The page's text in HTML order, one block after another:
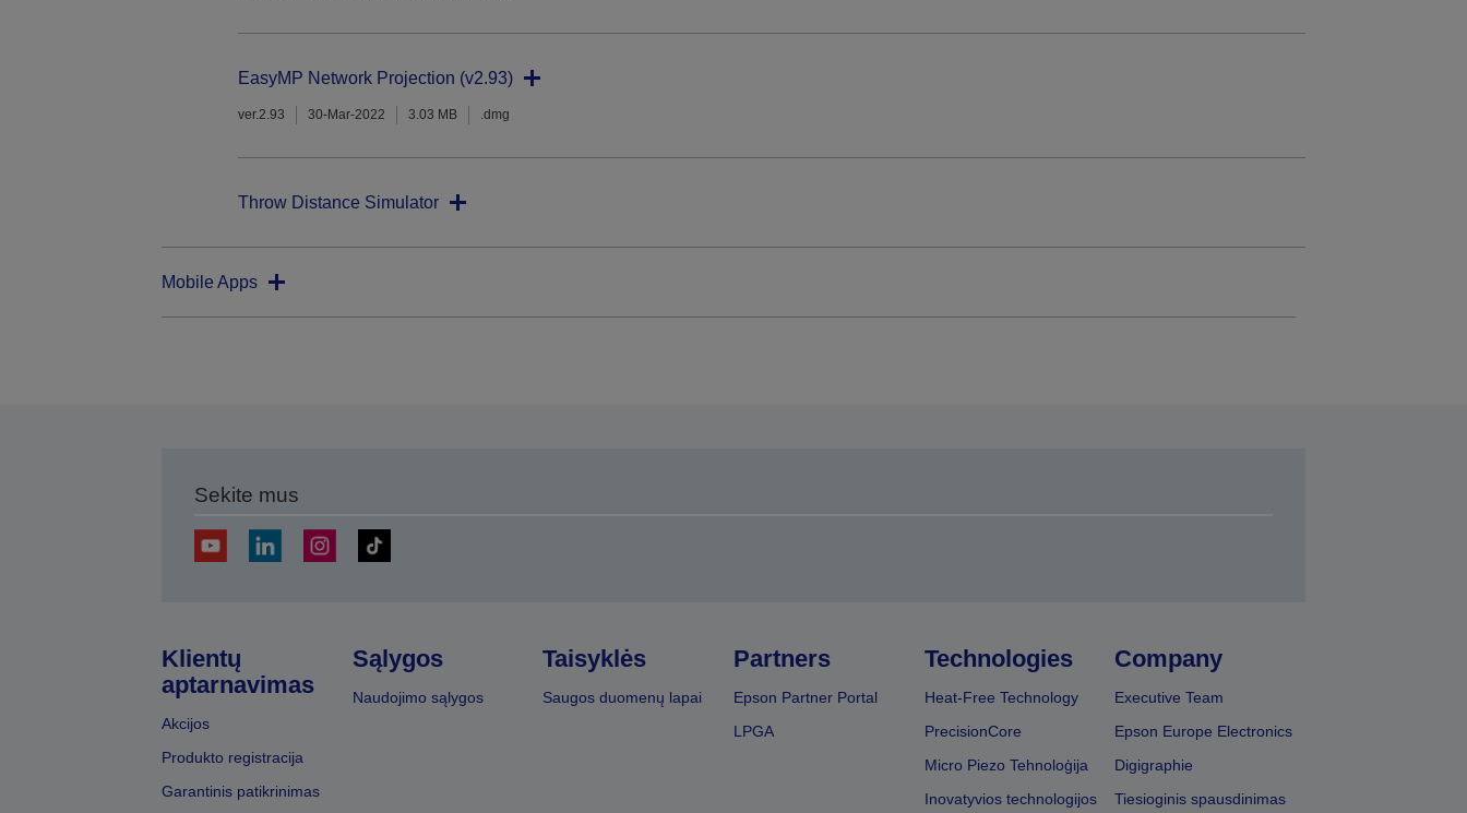
EasyMP Network Projection (v2.93)
ver.2.93 30-Mar-2022 3.03 MB .dmg
Throw Distance Simulator
Mobile Apps
Sekite mus
Klientų
aptarnavimas
Akcijos
Produkto registracija
Garantinis patikrinimas
Sąlygos
Naudojimo sąlygos
Taisyklės
Saugos duomenų lapai
Partners
Epson Partner Portal
LPGA
Technologies
Heat-Free Technology
PrecisionCore
Micro Piezo Tehnoloģija
Inovatyvios technologijos
Company
Executive Team
Epson Europe Electronics
Digigraphie
Tiesioginis spausdinimas